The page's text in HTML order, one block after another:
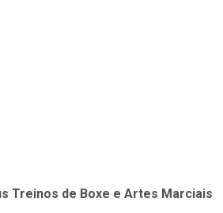
Treinos de Boxe e Artes Marciais